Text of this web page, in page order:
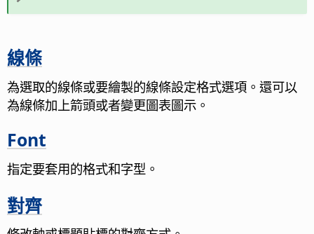
線條
為選取的線條或要繪製的線條設定格式選項。還可以
為線條加上箭頭或者變更圖表圖示。
Font
指定要套用的格式和字型。
對齊